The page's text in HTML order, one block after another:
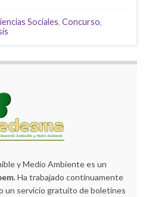
Sociales, Concurso,
y Medio Ambiente es un
. Ha trabajado continuamente
un servicio gratuito de boletines